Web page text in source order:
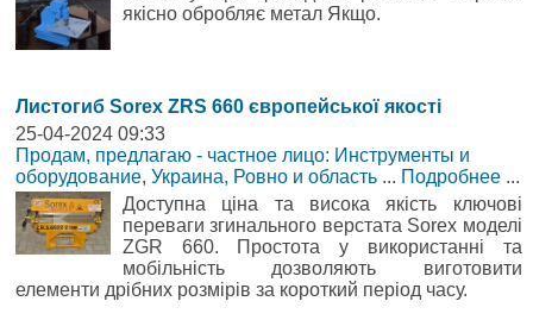
якісно обробляє метал Якщо.
Листогиб Sorex ZRS 660 європейської якості
25-04-2024 09:33
Продам, предлагаю - частное лицо: Инструменты и
оборудование, Украина, Ровно и область ... Подробнее ...
Доступна ціна та висока якість ключові
переваги згинального верстата Sorex моделі
ZGR 660. Простота у використанні та
мобільність дозволяють виготовити
елементи дрібних розмірів за короткий період часу.